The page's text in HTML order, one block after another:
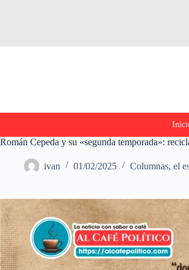
Román Cepeda y su «segunda temporada»:
ivan 01/02/2025 Columnas, el